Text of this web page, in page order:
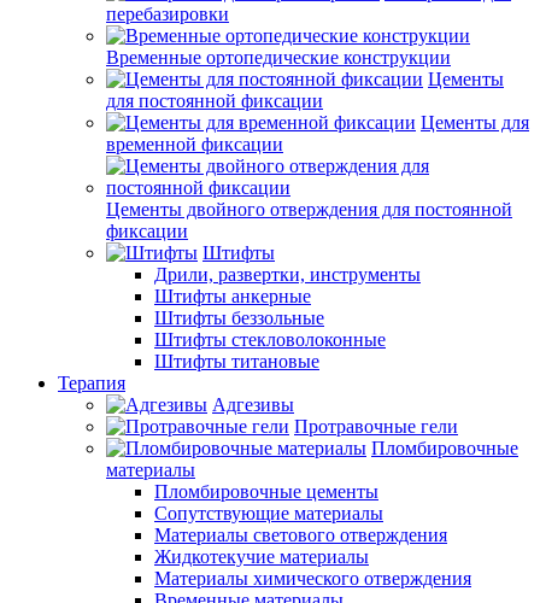
перебазировки
Временные ортопедические конструкции
Цементы
для постоянной фиксации
Цементы для
временной фиксации
Цементы двойного отверждения для постоянной
фиксации
Штифты
Дрили, развертки, инструменты
Штифты анкерные
Штифты беззольные
Штифты стекловолоконные
Штифты титановые
Терапия
Адгезивы
Протравочные гели
Пломбировочные
материалы
Пломбировочные цементы
Сопутствующие материалы
Материалы светового отверждения
Жидкотекучие материалы
Материалы химического отверждения